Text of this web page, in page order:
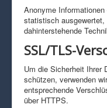
Anonyme
statistisch
dahinterstehende
SSL/TLS-
Um die Sicherheit Ihrer
schützen, verwenden
entsprechende
über HTTPS.